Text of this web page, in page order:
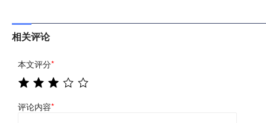
相关评论
本文评分*
评论内容*